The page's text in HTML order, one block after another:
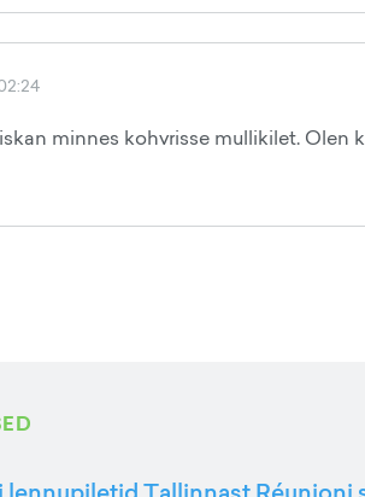
minnes kohvrisse mullikilet. Olen